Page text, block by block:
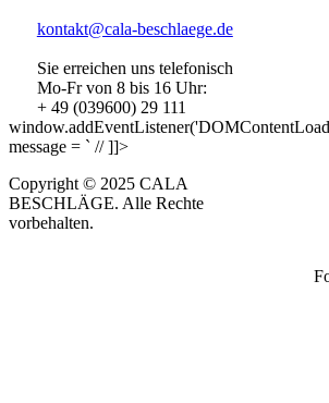
kontakt@cala-beschlaege.de
Sie erreichen uns telefonisch
Mo-Fr von 8 bis 16 Uhr:
+ 49 (039600) 29 111
message = ` // ]]>
Copyright © 2025 CALA
BESCHLÄGE. Alle Rechte
vorbehalten.